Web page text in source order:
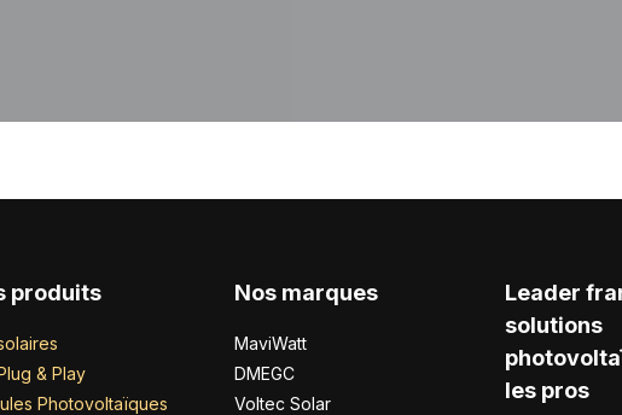
produits
& Play
Photovoltaïques
Nos marques
MaviWatt
DMEGC
Voltec Solar
Leader
solutions
les pros